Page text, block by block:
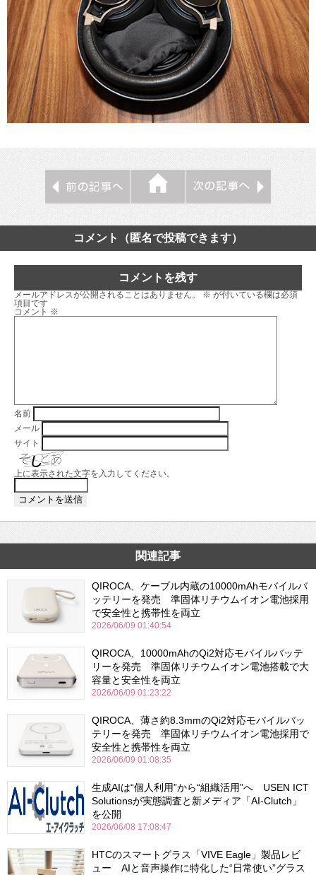
コメント（匿名で投稿できます）
コメントを残す
メールアドレスが公開されることはありません。 ※ が付いている欄は必須
項目です
コメント ※
名前
メール
サイト
上に表示された文字を入力してください。
関連記事
QIROCA、ケーブル内蔵の10000mAhモバイルバ
ッテリーを発売 準固体リチウムイオン電池採用
で安全性と携帯性を両立
2026/06/09 01:40:54
QIROCA、10000mAhのQi2対応モバイルバッテ
リーを発売 準固体リチウムイオン電池搭載で大
容量と安全性を両立
2026/06/09 01:23:22
QIROCA、薄さ約8.3mmのQi2対応モバイルバッ
テリーを発売 準固体リチウムイオン電池採用で
安全性と携帯性を両立
2026/06/09 01:08:35
生成AIは“個人利用”から“組織活用”へ USEN ICT
Solutionsが実態調査と新メディア「AI-Clutch」
を公開
2026/06/08 17:08:47
HTCのスマートグラス「VIVE Eagle」製品レビ
ュー AIと音声操作に特化した“日常使い”グラス